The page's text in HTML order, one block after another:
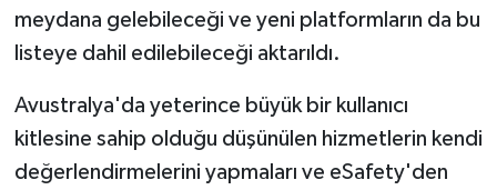
meydana gelebileceği ve yeni platformların da bu
listeye dahil edilebileceği aktarıldı.
Avustralya'da yeterince büyük bir kullanıcı
kitlesine sahip olduğu düşünülen hizmetlerin kendi
değerlendirmelerini yapmaları ve eSafety'den